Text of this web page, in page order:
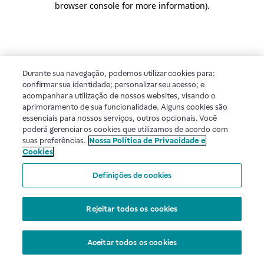
browser console for more information).
Durante sua navegação, podemos utilizar cookies para:
confirmar sua identidade; personalizar seu acesso; e
acompanhar a utilização de nossos websites, visando o
aprimoramento de sua funcionalidade. Alguns cookies são
essenciais para nossos serviços, outros opcionais. Você
poderá gerenciar os cookies que utilizamos de acordo com
suas preferências. Nossa Política de Privacidade e
Cookies
Definições de cookies
Rejeitar todos os cookies
Aceitar todos os cookies